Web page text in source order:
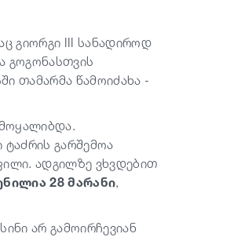
გიორგი III სანადიროდ
გოგონასთვის
თამარმა წამოიძახა -
გარშემოა
ადგილზე ვხვდებით
28 მარანი,
არ გამოირჩევიან